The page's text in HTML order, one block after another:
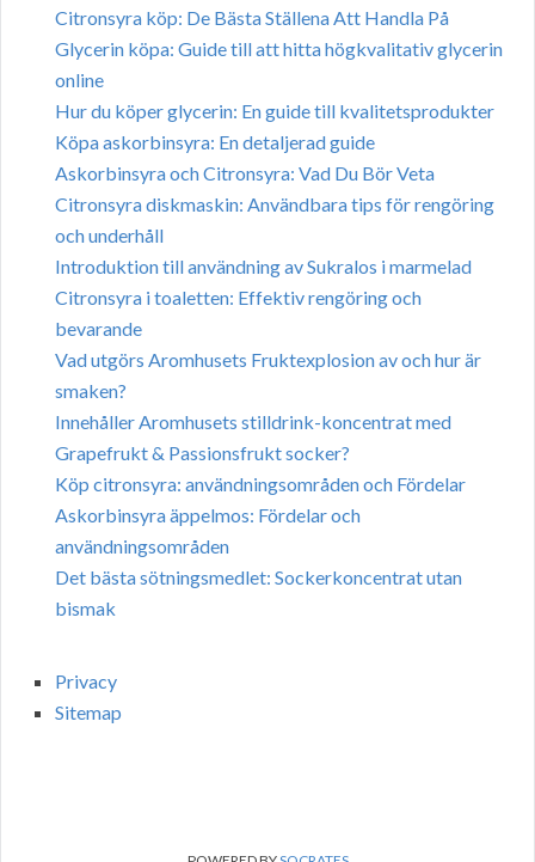
Citronsyra köp: De Bästa Ställena Att Handla På
Glycerin köpa: Guide till att hitta högkvalitativ glycerin
online
Hur du köper glycerin: En guide till kvalitetsprodukter
Köpa askorbinsyra: En detaljerad guide
Askorbinsyra och Citronsyra: Vad Du Bör Veta
Citronsyra diskmaskin: Användbara tips för rengöring
och underhåll
Introduktion till användning av Sukralos i marmelad
Citronsyra i toaletten: Effektiv rengöring och
bevarande
Vad utgörs Aromhusets Fruktexplosion av och hur är
smaken?
Innehåller Aromhusets stilldrink-koncentrat med
Grapefrukt & Passionsfrukt socker?
Köp citronsyra: användningsområden och Fördelar
Askorbinsyra äppelmos: Fördelar och
användningsområden
Det bästa sötningsmedlet: Sockerkoncentrat utan
bismak
Privacy
Sitemap